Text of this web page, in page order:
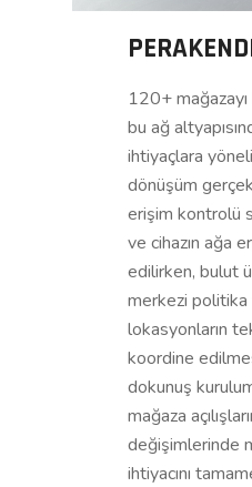
120+
bu ağ
ihtiyaçlara
dönüşüm
erişim kontrolü
ve cihazın ağa
edilirken, bulut
merkezi
lokasyonların
koordine
dokunuş
mağaza
değişimlerinde
ihtiyacını